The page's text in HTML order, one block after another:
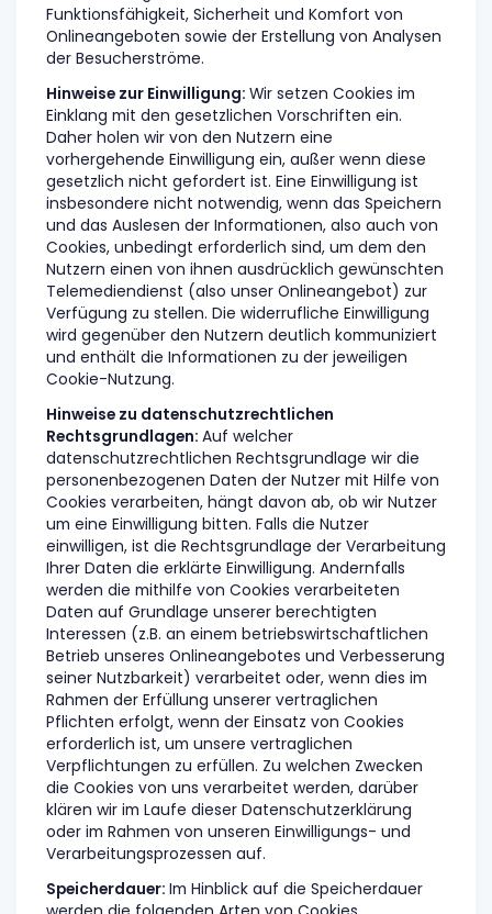
Funktionsfähigkeit, Sicherheit und Komfort von
Onlineangeboten sowie der Erstellung von Analysen
der Besucherströme.
Hinweise zur Einwilligung: Wir setzen Cookies im
Einklang mit den gesetzlichen Vorschriften ein.
Daher holen wir von den Nutzern eine
vorhergehende Einwilligung ein, außer wenn diese
gesetzlich nicht gefordert ist. Eine Einwilligung ist
insbesondere nicht notwendig, wenn das Speichern
und das Auslesen der Informationen, also auch von
Cookies, unbedingt erforderlich sind, um dem den
Nutzern einen von ihnen ausdrücklich gewünschten
Telemediendienst (also unser Onlineangebot) zur
Verfügung zu stellen. Die widerrufliche Einwilligung
wird gegenüber den Nutzern deutlich kommuniziert
und enthält die Informationen zu der jeweiligen
Cookie-Nutzung.
Hinweise zu datenschutzrechtlichen
Rechtsgrundlagen: Auf welcher
datenschutzrechtlichen Rechtsgrundlage wir die
personenbezogenen Daten der Nutzer mit Hilfe von
Cookies verarbeiten, hängt davon ab, ob wir Nutzer
um eine Einwilligung bitten. Falls die Nutzer
einwilligen, ist die Rechtsgrundlage der Verarbeitung
Ihrer Daten die erklärte Einwilligung. Andernfalls
werden die mithilfe von Cookies verarbeiteten
Daten auf Grundlage unserer berechtigten
Interessen (z.B. an einem betriebswirtschaftlichen
Betrieb unseres Onlineangebotes und Verbesserung
seiner Nutzbarkeit) verarbeitet oder, wenn dies im
Rahmen der Erfüllung unserer vertraglichen
Pflichten erfolgt, wenn der Einsatz von Cookies
erforderlich ist, um unsere vertraglichen
Verpflichtungen zu erfüllen. Zu welchen Zwecken
die Cookies von uns verarbeitet werden, darüber
klären wir im Laufe dieser Datenschutzerklärung
oder im Rahmen von unseren Einwilligungs- und
Verarbeitungsprozessen auf.
Speicherdauer: Im Hinblick auf die Speicherdauer